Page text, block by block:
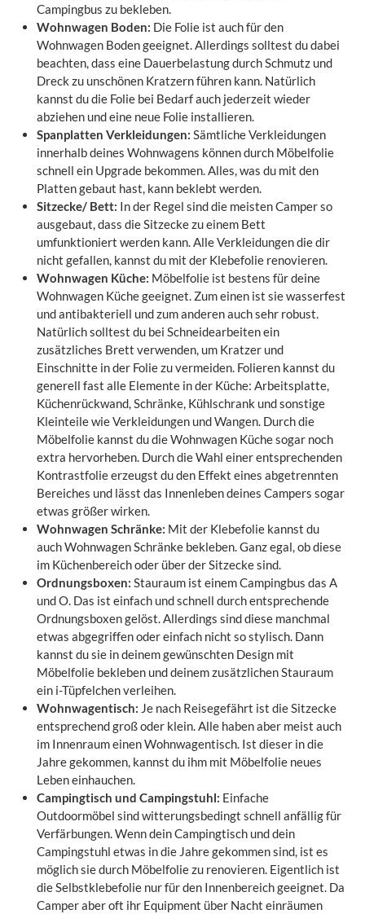
Campingbus zu bekleben.
Wohnwagen Boden: Die Folie ist auch für den
Wohnwagen Boden geeignet. Allerdings solltest du dabei
beachten, dass eine Dauerbelastung durch Schmutz und
Dreck zu unschönen Kratzern führen kann. Natürlich
kannst du die Folie bei Bedarf auch jederzeit wieder
abziehen und eine neue Folie installieren.
Spanplatten Verkleidungen: Sämtliche Verkleidungen
innerhalb deines Wohnwagens können durch Möbelfolie
schnell ein Upgrade bekommen. Alles, was du mit den
Platten gebaut hast, kann beklebt werden.
Sitzecke/ Bett: In der Regel sind die meisten Camper so
ausgebaut, dass die Sitzecke zu einem Bett
umfunktioniert werden kann. Alle Verkleidungen die dir
nicht gefallen, kannst du mit der Klebefolie renovieren.
Wohnwagen Küche: Möbelfolie ist bestens für deine
Wohnwagen Küche geeignet. Zum einen ist sie wasserfest
und antibakteriell und zum anderen auch sehr robust.
Natürlich solltest du bei Schneidearbeiten ein
zusätzliches Brett verwenden, um Kratzer und
Einschnitte in der Folie zu vermeiden. Folieren kannst du
generell fast alle Elemente in der Küche: Arbeitsplatte,
Küchenrückwand, Schränke, Kühlschrank und sonstige
Kleinteile wie Verkleidungen und Wangen. Durch die
Möbelfolie kannst du die Wohnwagen Küche sogar noch
extra hervorheben. Durch die Wahl einer entsprechenden
Kontrastfolie erzeugst du den Effekt eines abgetrennten
Bereiches und lässt das Innenleben deines Campers sogar
etwas größer wirken.
Wohnwagen Schränke: Mit der Klebefolie kannst du
auch Wohnwagen Schränke bekleben. Ganz egal, ob diese
im Küchenbereich oder über der Sitzecke sind.
Ordnungsboxen: Stauraum ist einem Campingbus das A
und O. Das ist einfach und schnell durch entsprechende
Ordnungsboxen gelöst. Allerdings sind diese manchmal
etwas abgegriffen oder einfach nicht so stylisch. Dann
kannst du sie in deinem gewünschten Design mit
Möbelfolie bekleben und deinem zusätzlichen Stauraum
ein i-Tüpfelchen verleihen.
Wohnwagentisch: Je nach Reisegefährt ist die Sitzecke
entsprechend groß oder klein. Alle haben aber meist auch
im Innenraum einen Wohnwagentisch. Ist dieser in die
Jahre gekommen, kannst du ihm mit Möbelfolie neues
Leben einhauchen.
Campingtisch und Campingstuhl: Einfache
Outdoormöbel sind witterungsbedingt schnell anfällig für
Verfärbungen. Wenn dein Campingtisch und dein
Campingstuhl etwas in die Jahre gekommen sind, ist es
möglich sie durch Möbelfolie zu renovieren. Eigentlich ist
die Selbstklebefolie nur für den Innenbereich geeignet. Da
Camper aber oft ihr Equipment über Nacht einräumen